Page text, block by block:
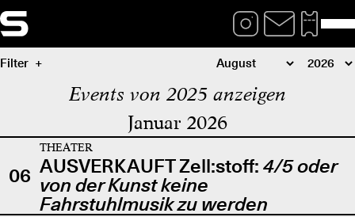
Filter
Events von 2025 anzeigen
Januar 2026
06
THEATER
AUSVERKAUFT Zell:stoff: 4/5 oder
von der Kunst keine
Fahrstuhlmusik zu werden